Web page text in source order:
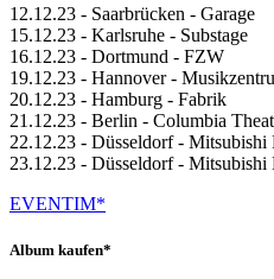
12.12.23 - Saarbrücken - Garage
15.12.23 - Karlsruhe - Substage
16.12.23 - Dortmund - FZW
19.12.23 - Hannover -
20.12.23 - Hamburg - Fabrik
21.12.23 - Berlin - Columbia
22.12.23 - Düsseldorf -
23.12.23 - Düsseldorf -
EVENTIM*
Album kaufen*